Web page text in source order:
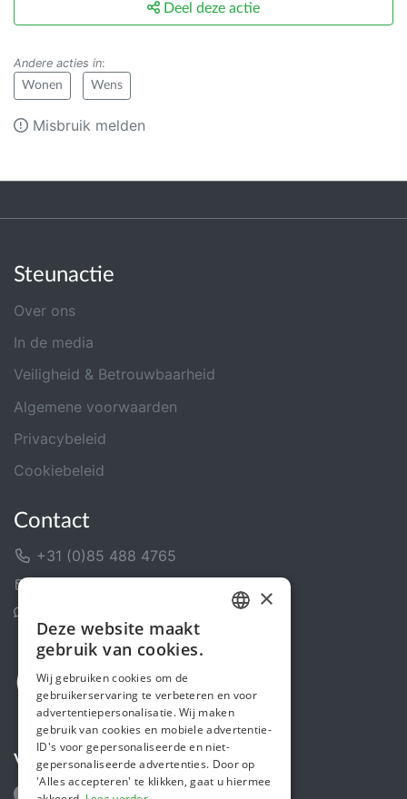
Deel deze actie
Andere acties in:
Wonen Wens
Misbruik melden
Steunactie
Over ons
In de media
Veiligheid & Betrouwbaarheid
Algemene voorwaarden
Privacybeleid
Cookiebeleid
Contact
+31 (0)85 488 4765
Volg ons
ENGLISH
×
Deze website maakt
gebruik van cookies.
Wij gebruiken cookies om de
gebruikerservaring te verbeteren en voor
advertentiepersonalisatie. Wij maken
gebruik van cookies en mobiele advertentie-
ID's voor gepersonaliseerde en niet-
gepersonaliseerde advertenties. Door op
'Alles accepteren' te klikken, gaat u hiermee